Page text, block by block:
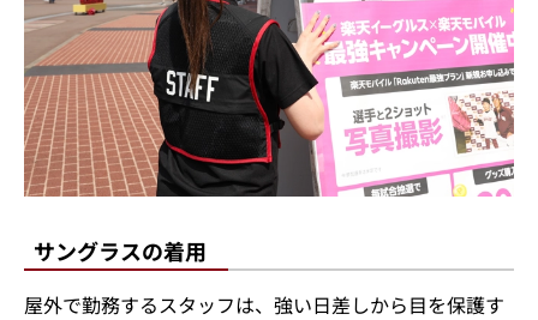
サングラスの着用
屋外で勤務するスタッフは、強い日差しから目を保護す